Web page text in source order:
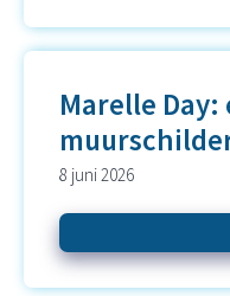
Marelle
8 juni 2026